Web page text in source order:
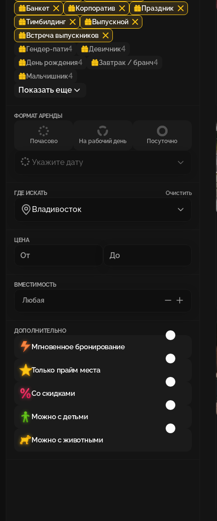
Банкет
Корпоратив
Праздник
Тимбилдинг
Выпускной
Встреча выпускников
Гендер-пати4 Девичник4
День рождения4 Завтрак / бранч4
Мальчишник4
Показать еще
ФОРМАТ АРЕНДЫ
Почасово На рабочий день Посуточно
Укажите дату
ГДЕ ИСКАТЬ Очистить
Владивосток
ЦЕНА
ВМЕСТИМОСТЬ
ДОПОЛНИТЕЛЬНО
Мгновенное бронирование
Только прайм места
Со скидками
Можно с детьми
Можно с животными